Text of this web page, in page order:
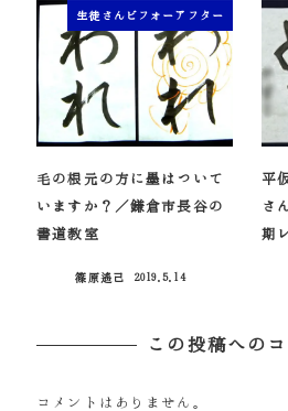
生徒さんビフォーアフター
毛の根元の方に墨はついて
いますか？／鎌倉市長谷の
書道教室
篠原遙己
2019.5.14
平
さ
期
この投稿への
コメントはありません。